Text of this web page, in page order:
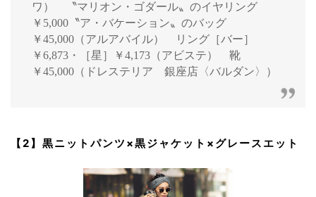
ワ） 〝マリオン・ゴダール〟のイヤリング
￥5,000〝ア・バケーション〟のバッグ
￥45,000（アルアバイル） リング［バー］
￥6,873・［星］￥4,173（アビステ） 靴
￥45,000（ドレステリア 銀座店〈バルダン〉）
【2】黒ニットパンツ×黒ジャケット×グレースエット